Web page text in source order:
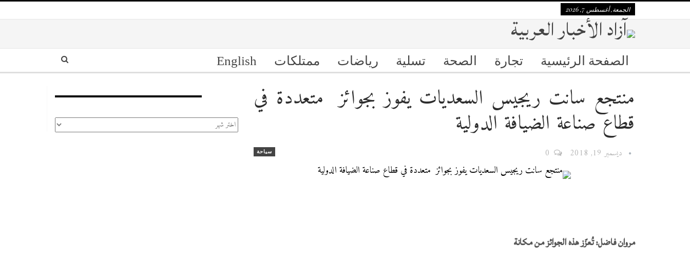
الجمعة, أغسطس 7, 2026
الصفحة الرئيسية تجارة الصحة تسلية رياضات ممتلكات English
منتجع سانت ريجيس السعديات يفوز بجوائز متعددة في
قطاع صناعة الضيافة الدولية
سياحة ديسمبر 19, 2018
مروان فاضل: تُعزّز هذه الجوائز من مكانة
الأرشيف